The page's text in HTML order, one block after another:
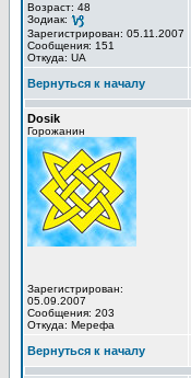
Возраст: 48
Зодиак:
Зарегистрирован: 05.11.2007
Сообщения: 151
Откуда: UA
Вернуться к началу
Dosik
Горожанин
Зарегистрирован:
05.09.2007
Сообщения: 203
Откуда: Мерефа
Вернуться к началу